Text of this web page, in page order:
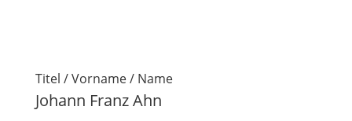
Titel / Vorname / Name
Johann Franz Ahn